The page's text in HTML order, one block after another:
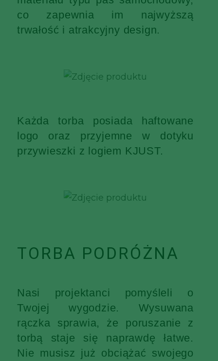
co zapewnia im najwyższą
trwałość i atrakcyjny design.
Każda torba posiada haftowane
logo oraz przyjemne w dotyku
przywieszki z logiem KJUST.
TORBA PODRÓŻNA
Nasi projektanci pomyśleli o
Twojej wygodzie. Wysuwana
rączka sprawia, że poruszanie z
torbą staje się naprawdę łatwe.
Nie musisz już obciążać swojego